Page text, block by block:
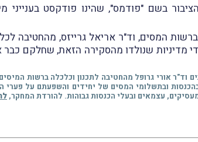
חדש עם הציבור בשם "פודמס", שהינו פודקסט
המסים, וד"ר אריאל גרייזס, מהחטיבה
מדיניות שנולדו מהסקירה הזאת, שחלקם כבר
נילי בן טובים וד"ר אורי גרופל מהחטיבה לתכנון וכלכלה ברשות
בהכנסות ובתשלומי המסים של יחידים והשפעתם על פערי
עצמאים ובעלי הכנסות גבוהות. להורדת המחקר,